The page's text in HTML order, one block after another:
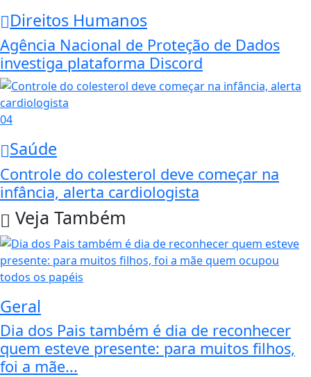
Direitos Humanos
Agência Nacional de Proteção de Dados
investiga plataforma Discord
04
Saúde
Controle do colesterol deve começar na
infância, alerta cardiologista
Veja Também
Geral
Dia dos Pais também é dia de reconhecer
quem esteve presente: para muitos filhos,
foi a mãe...